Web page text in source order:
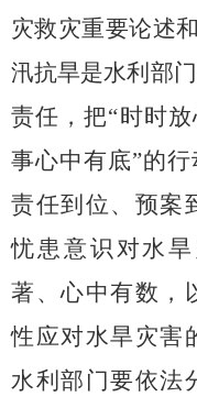
灾救灾重要论述
汛抗旱是水利部
责任，把“时时
事心中有底”的行
责任到位、预案
忧患意识对水
著、心中有数，
性应对水旱灾害
水利部门要依法